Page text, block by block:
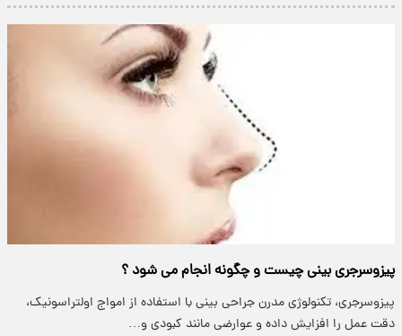
پیزوسرجری بینی چیست و چگونه انجام می شود ؟
پیزوسرجری، تکنولوژی مدرن جراحی بینی با استفاده از امواج اولتراسونیک،
دقت عمل را افزایش داده و عوارضی مانند کبودی و…